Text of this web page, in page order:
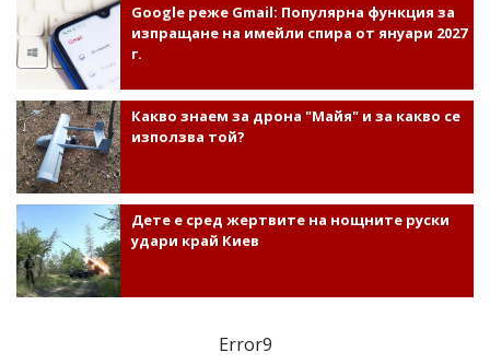
Google реже Gmail: Популярна функция за
изпращане на имейли спира от януари 2027
г.
Какво знаем за дрона "Майя" и за какво се
използва той?
Дете е сред жертвите на нощните руски
удари край Киев
Error9